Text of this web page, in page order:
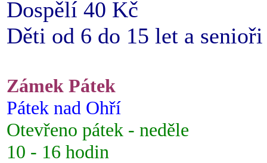
Dospělí 40 Kč
Děti od 6 do 15 let a
Zámek Pátek
Pátek nad Ohří
Otevřeno pátek - neděle
10 - 16 hodin